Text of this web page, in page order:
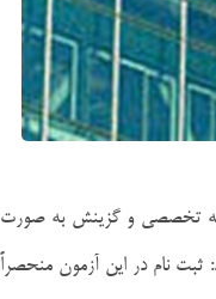
تخصصی و گزینش به صورت
ثبت نام در این آزمون منحصراً